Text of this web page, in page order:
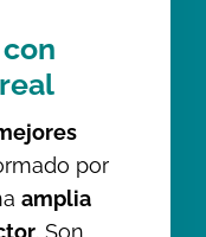
por
amplia
. Son